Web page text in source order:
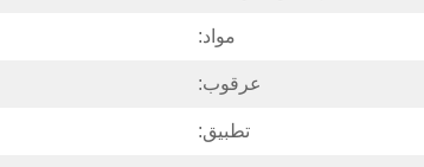
مواد:
عرقوب:
تطبيق: